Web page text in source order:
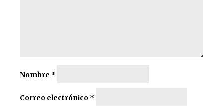
Nombre *
Correo electrónico *